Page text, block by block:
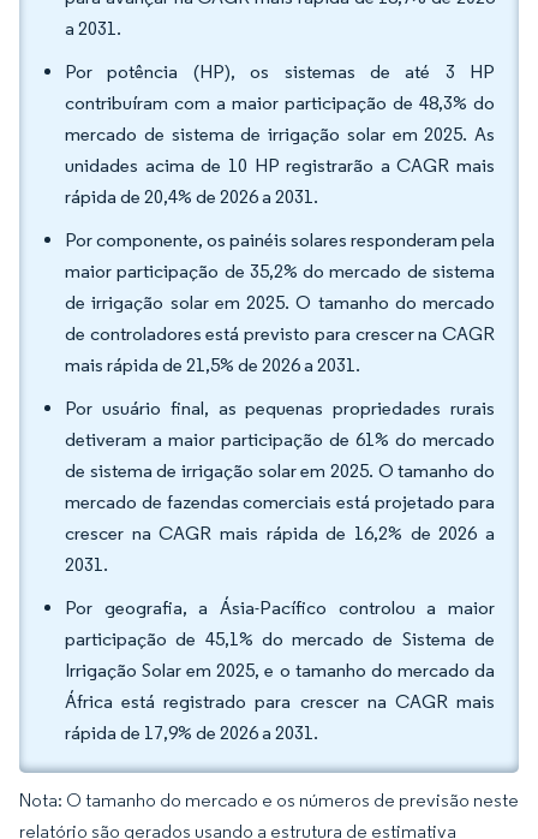
a 2031.
Por potência (HP), os sistemas de até 3 HP
contribuíram com a maior participação de 48,3% do
mercado de sistema de irrigação solar em 2025. As
unidades acima de 10 HP registrarão a CAGR mais
rápida de 20,4% de 2026 a 2031.
Por componente, os painéis solares responderam pela
maior participação de 35,2% do mercado de sistema
de irrigação solar em 2025. O tamanho do mercado
de controladores está previsto para crescer na CAGR
mais rápida de 21,5% de 2026 a 2031.
Por usuário final, as pequenas propriedades rurais
detiveram a maior participação de 61% do mercado
de sistema de irrigação solar em 2025. O tamanho do
mercado de fazendas comerciais está projetado para
crescer na CAGR mais rápida de 16,2% de 2026 a
2031.
Por geografia, a Ásia-Pacífico controlou a maior
participação de 45,1% do mercado de Sistema de
Irrigação Solar em 2025, e o tamanho do mercado da
África está registrado para crescer na CAGR mais
rápida de 17,9% de 2026 a 2031.
Nota: O tamanho do mercado e os números de previsão neste
relatório são gerados usando a estrutura de estimativa